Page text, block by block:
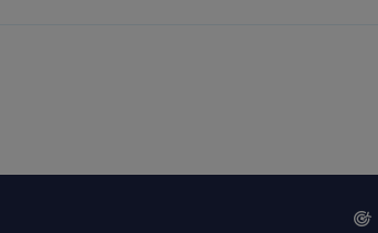
página